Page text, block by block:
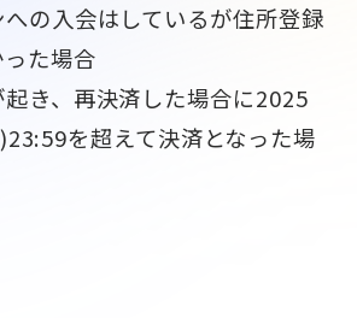
の入会はしているが住所登録
た場合
き、再決済した場合に2025
を超えて決済となった場